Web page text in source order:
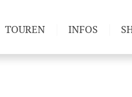
TOUREN INFOS